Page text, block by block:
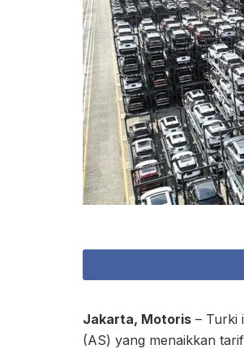
Jakarta, Motoris – Turki
(AS) yang menaikkan